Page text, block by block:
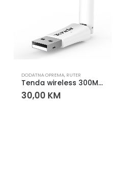
MEMORY SD KARTICE
DODATNA OPREMA, RUTER
Tenda wireless 300Mbps
30,00 KM